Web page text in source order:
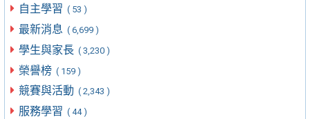
自主學習 ( 53 )
最新消息 ( 6,699 )
學生與家長 ( 3,230 )
榮譽榜 ( 159 )
競賽與活動 ( 2,343 )
服務學習 ( 44 )